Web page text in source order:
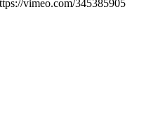
vimeo.com/345385905